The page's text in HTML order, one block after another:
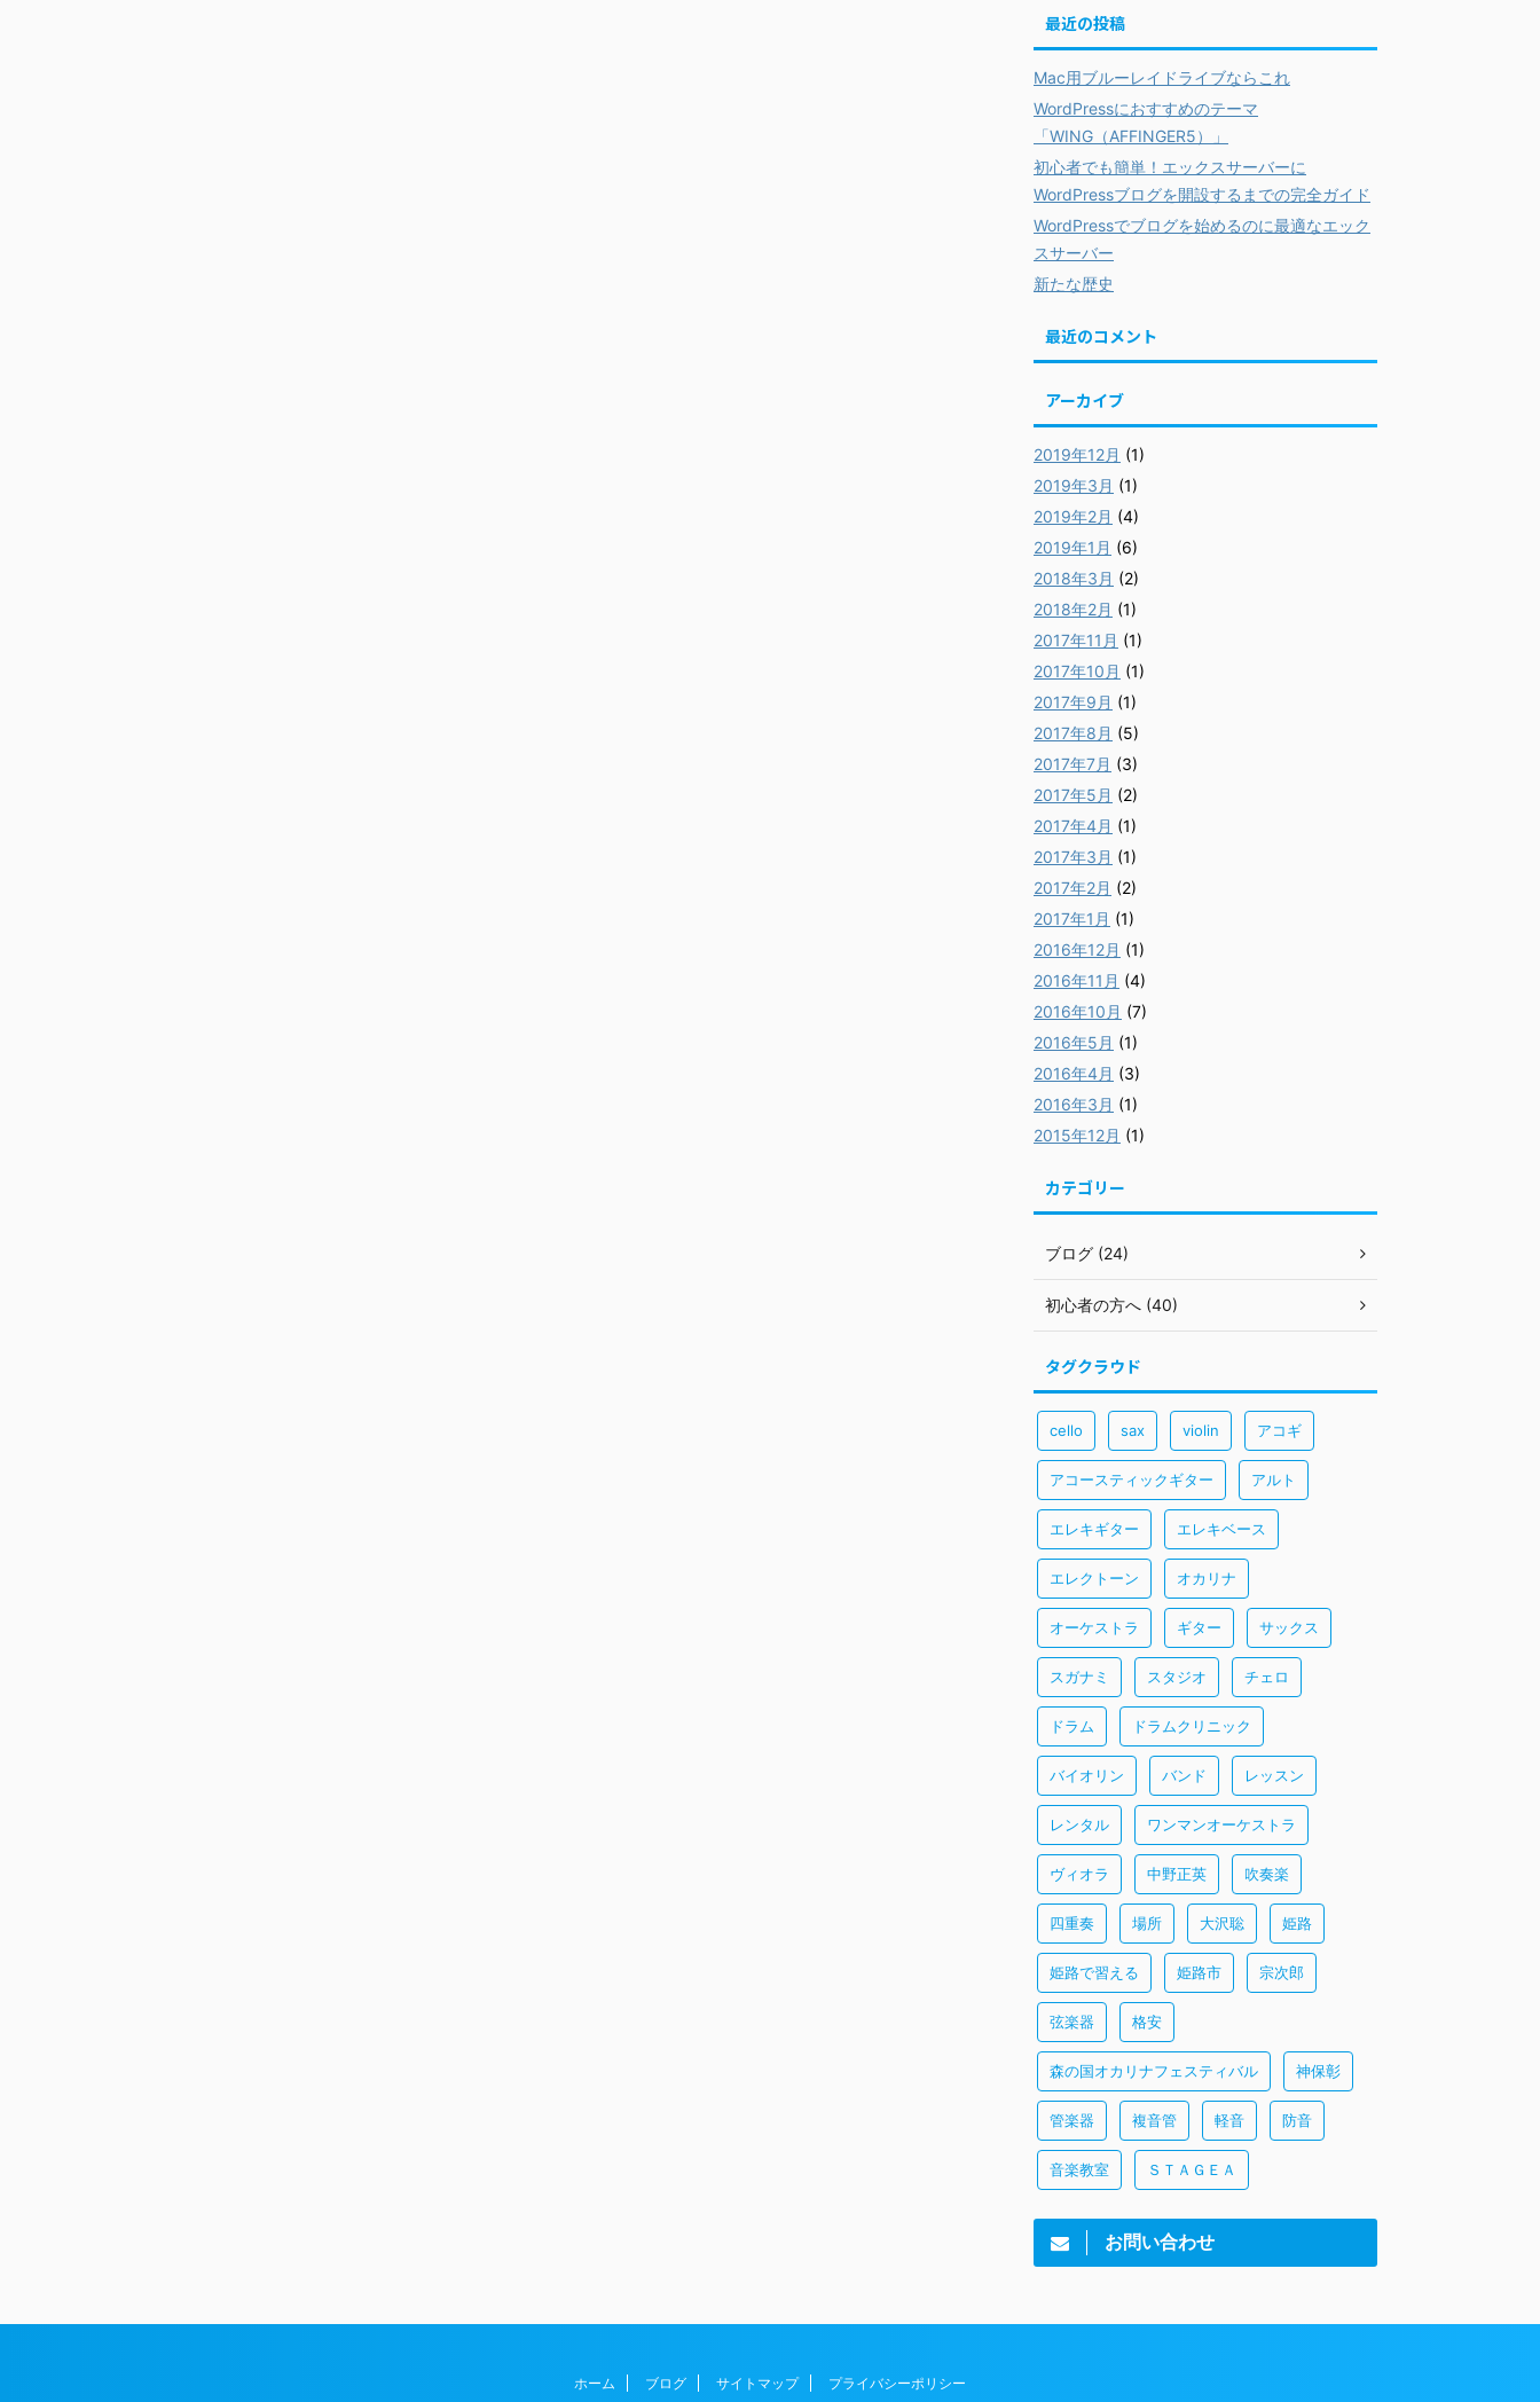
最近の投稿
Mac用ブルーレイドライブならこれ
WordPressにおすすめのテーマ
「WING（AFFINGER5）」
初心者でも簡単！エックスサーバーに
WordPressブログを開設するまでの完全ガイド
WordPressでブログを始めるのに最適なエック
スサーバー
新たな歴史
最近のコメント
アーカイブ
2019年12月 (1)
2019年3月 (1)
2019年2月 (4)
2019年1月 (6)
2018年3月 (2)
2018年2月 (1)
2017年11月 (1)
2017年10月 (1)
2017年9月 (1)
2017年8月 (5)
2017年7月 (3)
2017年5月 (2)
2017年4月 (1)
2017年3月 (1)
2017年2月 (2)
2017年1月 (1)
2016年12月 (1)
2016年11月 (4)
2016年10月 (7)
2016年5月 (1)
2016年4月 (3)
2016年3月 (1)
2015年12月 (1)
カテゴリー
ブログ (24)
初心者の方へ (40)
タグクラウド
cello sax violin アコギ
アコースティックギター アルト
エレキギター エレキベース
エレクトーン オカリナ
オーケストラ ギター サックス
スガナミ スタジオ チェロ
ドラム ドラムクリニック
バイオリン バンド レッスン
レンタル ワンマンオーケストラ
ヴィオラ 中野正英 吹奏楽
四重奏 場所 大沢聡 姫路
姫路で習える 姫路市 宗次郎
弦楽器 格安
森の国オカリナフェスティバル 神保彰
管楽器 複音管 軽音 防音
音楽教室 ＳＴＡＧＥＡ
お問い合わせ
ホーム ブログ サイトマップ プライバシーポリシー